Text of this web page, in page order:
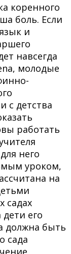
коренного
боль. Если
и
навсегда
молодые
с детства
работать
него
уроком,
на
садах
его
должна быть
сада